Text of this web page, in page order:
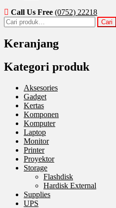
Call Us Free (0752) 22218
Pencarian
untuk:
Cari
Keranjang
Kategori produk
Aksesories
Gadget
Kertas
Komponen
Komputer
Laptop
Monitor
Printer
Proyektor
Storage
Flashdisk
Hardisk External
Supplies
UPS